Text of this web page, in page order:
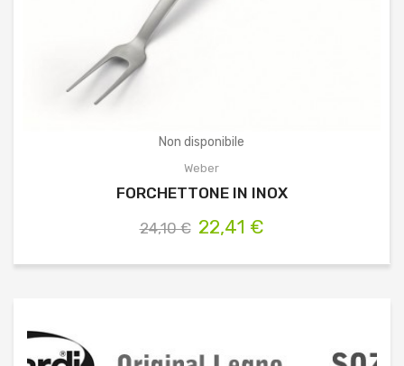
Non disponibile
Weber
FORCHETTONE IN INOX
24,10 € 22,41 €